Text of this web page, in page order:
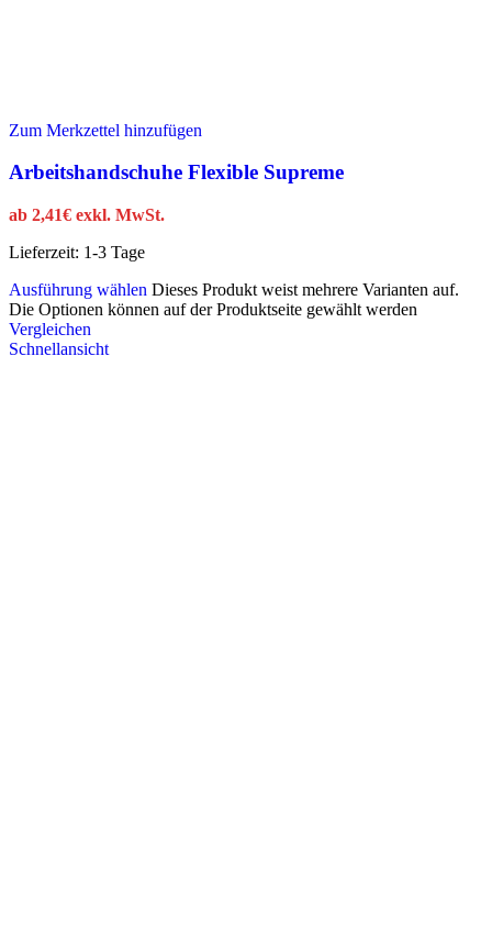
Zum Merkzettel hinzufügen
Arbeitshandschuhe Flexible Supreme
ab 2,41€ exkl. MwSt.
Lieferzeit: 1-3 Tage
Ausführung wählen Dieses Produkt weist mehrere Varianten auf.
Die Optionen können auf der Produktseite gewählt werden
Vergleichen
Schnellansicht